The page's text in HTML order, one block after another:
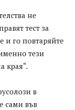
не
тест за
и го повтаряйте
тези
края“.
в
сами във